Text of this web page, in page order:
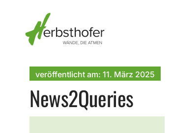
veröffentlicht am: 11. März 2025
News2Queries